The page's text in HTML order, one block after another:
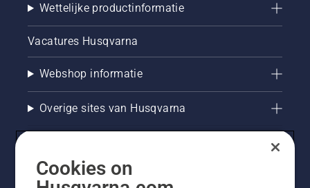
Wettelijke productinformatie
Vacatures Husqvarna
Webshop informatie
Overige sites van Husqvarna
Cookies on